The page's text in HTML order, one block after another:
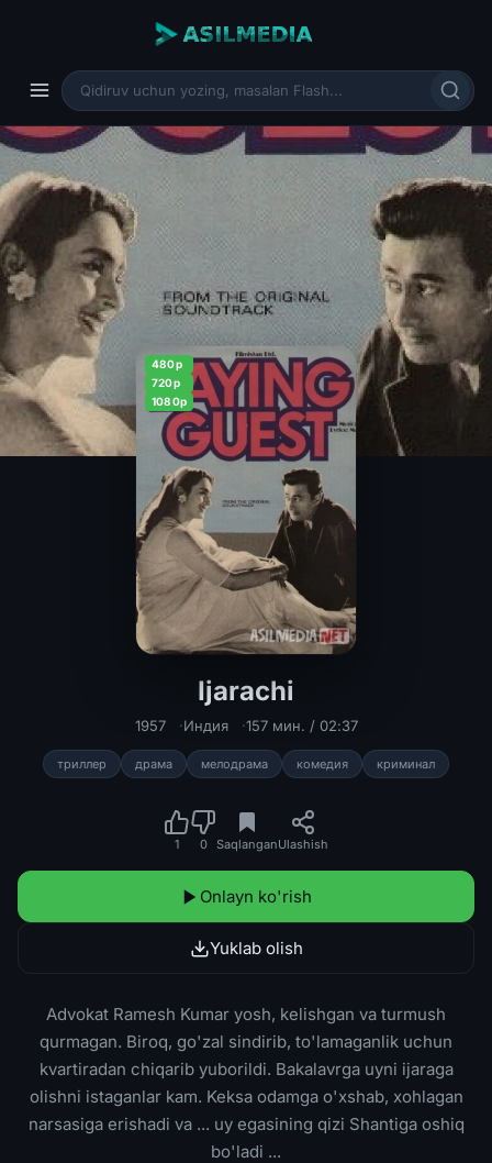
480p
720p
1080p
Ijarachi
Ijarachi Hind kinosi Uzbek tilida
1957 Индия 157 мин. / 02:37
триллер драма мелодрама комедия криминал
1 0 SaqlanganUlashish
Onlayn ko'rish
Yuklab olish
Advokat Ramesh Kumar yosh, kelishgan va turmush
qurmagan. Biroq, go'zal sindirib, to'lamaganlik uchun
kvartiradan chiqarib yuborildi. Bakalavrga uyni ijaraga
olishni istaganlar kam. Keksa odamga o'xshab, xohlagan
narsasiga erishadi va ... uy egasining qizi Shantiga oshiq
bo'ladi ...